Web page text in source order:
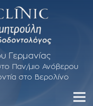
Γερμανίας
Παν/μιο Ανόβερου
στο Βερολίνο